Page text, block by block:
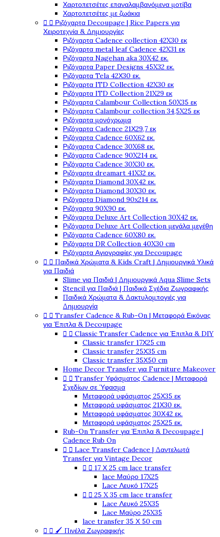
Χαρτοπετσέτες επαναλαμβανόμενα μοτίβα
Χαρτοπετσέτες με ζωάκια
  Ριζόχαρτα Decoupage | Rice Papers για
Χειροτεχνία & Δημιουργίες
Ριζόχαρτα Cadence collection 42X30 εκ
Ριζόχαρτα metal leaf Cadence 42X31 εκ
Ριζόχαρτα Nagehan aka 30X42 εκ.
Ριζόχαρτα Paper Designs 45X32 εκ.
Ριζόχαρτα Tela 42Χ30 εκ.
Ριζόχαρτα ITD Collection 42X30 εκ
Ριζόχαρτα ITD Collection 21X29 εκ
Ριζόχαρτα Calambour Collection 50X35 εκ
Ριζόχαρτα Calambour collection 34,5X25 εκ
Ριζόχαρτα μονόχρωμα
Ριζόχαρτα Cadence 21Χ29,7 εκ
Ριζόχαρτα Cadence 60X62 εκ.
Ριζόχαρτα Cadence 30X68 εκ.
Ριζόχαρτα Cadence 90X214 εκ.
Ριζόχαρτα Cadence 30X30 εκ.
Ριζόχαρτα dreamart 41X32 εκ.
Ριζόχαρτα Diamond 30X42 εκ.
Ριζόχαρτα Diamond 30X30 εκ.
Ριζόχαρτα Diamond 90x214 εκ.
Ριζόχαρτα 90X90 εκ.
Ριζόχαρτα Deluxe Art Collection 30X42 εκ.
Ριζόχαρτα Deluxe Art Collection μεγάλα μεγέθη
Ριζόχαρτα Cadence 60X80 εκ.
Ριζόχαρτα DR Collection 40X30 cm
Ριζόχαρτα Αγιογραφίες για Decoupage
  Παιδικά Χρώματα & Kids Craft | Δημιουργικά Υλικά
για Παιδιά
Slime για Παιδιά | Δημιουργικά Aqua Slime Sets
Stencil για Παιδιά | Παιδικά Σχέδια Ζωγραφικής
Παιδικά Χρώματα & Δακτυλομπογιές για
Δημιουργία
  Transfer Cadence & Rub-On | Μεταφορά Εικόνας
για Έπιπλα & Decoupage
  Classic Transfer Cadence για Έπιπλα & DIY
Classic transfer 17Χ25 cm
Classic transfer 25Χ35 cm
Classic transfer 35Χ50 cm
Home Decor Transfer για Furniture Makeover
  Transfer Υφάσματος Cadence | Μεταφορά
Σχεδίων σε Ύφασμα
Μεταφορά υφάσματος 25Χ35 εκ
Μεταφορά υφάσματος 21Χ30 εκ.
Μεταφορά υφάσματος 30Χ42 εκ.
Μεταφορά υφάσματος 25Χ25 εκ.
Rub-On Transfer για Έπιπλα & Decoupage |
Cadence Rub On
  Lace Transfer Cadence | Δαντελωτά
Transfer για Vintage Decor
  17 Χ 25 cm lace transfer
lace Μαύρο 17X25
Lace Λευκό 17X25
  25 X 35 cm lace transfer
Lace Λευκό 25X35
Lace Μαύρο 25X35
lace transfer 35 Χ 50 cm
  🖌️ Πινέλα Ζωγραφικής